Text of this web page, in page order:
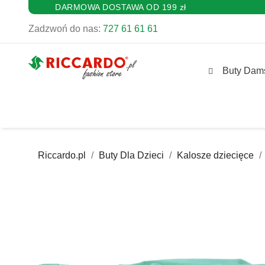
DARMOWA DOSTAWA OD 199 zł
Zadzwoń do nas: 727 61 61 61
Buty
Riccardo.pl Buty Dla Dzieci Kalosze dziecięce